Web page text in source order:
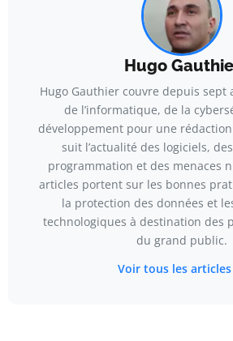
Hugo
Hugo Gauthier couvre depuis sept
de l’informatique, de la
développement pour une
suit l’actualité des logiciels,
programmation et des menaces
articles portent sur les bonnes
la protection des données et
technologiques à destination des
du grand public.
Voir tous les